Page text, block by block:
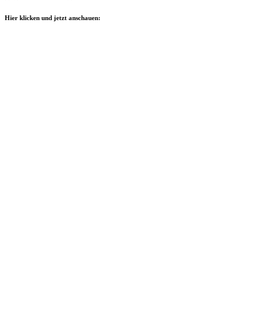
Hier klicken und jetzt anschauen: